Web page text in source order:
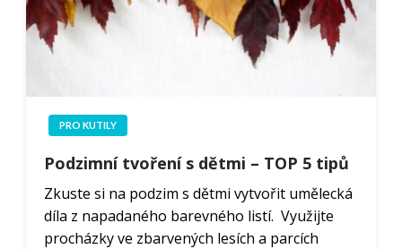
PRO KUTILY
Podzimní tvoření s dětmi – TOP 5 tipů
Zkuste si na podzim s dětmi vytvořit umělecká
díla z napadaného barevného listí. Využijte
procházky ve zbarvených lesích a parcích